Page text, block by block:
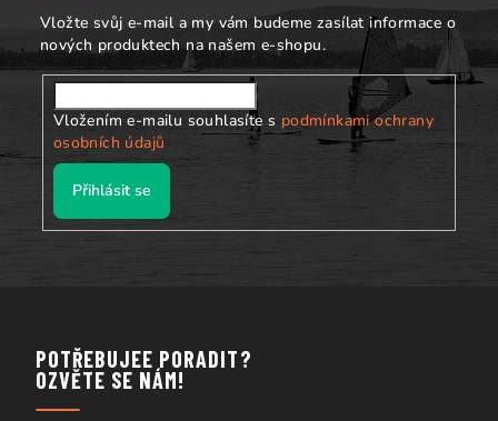
Vložte svůj e-mail a my vám budeme zasílat informace o
nových produktech na našem e-shopu.
Vložením e-mailu souhlasíte s podmínkami ochrany
osobních údajů
Přihlásit se
POTŘEBUJEE PORADIT?
OZVĚTE SE NÁM!